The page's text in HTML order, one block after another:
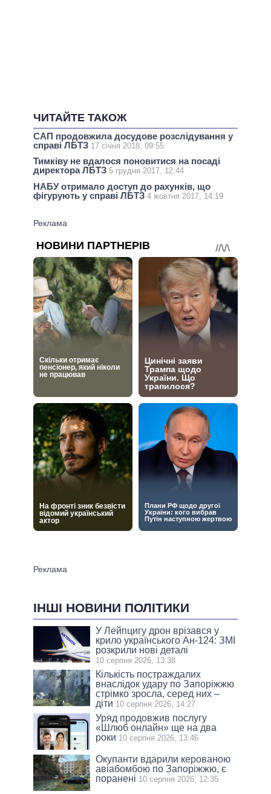
ЧИТАЙТЕ ТАКОЖ
САП продовжила досудове розслідування у
справі ЛБТЗ 17 січня 2018, 09:55
Тимківу не вдалося поновитися на посаді
директора ЛБТЗ 5 грудня 2017, 12:44
НАБУ отримало доступ до рахунків, що
фігурують у справі ЛБТЗ 4 жовтня 2017, 14:19
ІНШІ НОВИНИ ПОЛІТИКИ
У Лейпцигу дрон врізався у
крило українського Ан-124: ЗМІ
розкрили нові деталі
10 серпня 2026, 13:38
Кількість постраждалих
внаслідок удару по Запоріжжю
стрімко зросла, серед них –
діти 10 серпня 2026, 14:27
Уряд продовжив послугу
«Шлюб онлайн» ще на два
роки 10 серпня 2026, 13:46
Окупанти вдарили керованою
авіабомбою по Запоріжжю, є
поранені 10 серпня 2026, 12:35